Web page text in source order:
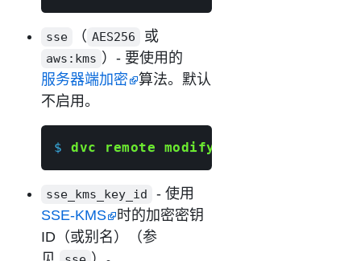
sse （ AES256 或
aws:kms ）- 要使用的
服务器端加密
算法。默认
不启用。
$ dvc remote modify
sse_kms_key_id
- 使用
SSE-KMS
时的加密密钥
ID（或别名）（参